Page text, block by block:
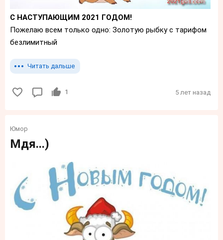
С НАСТУПАЮЩИМ 2021 ГОДОМ!
Пожелаю всем только одно: Золотую рыбку с тарифом
безлимитный
Читать дальше
1 5 лет назад
Юмор
Мдя...)